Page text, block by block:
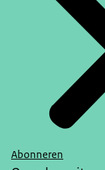
Abonneren